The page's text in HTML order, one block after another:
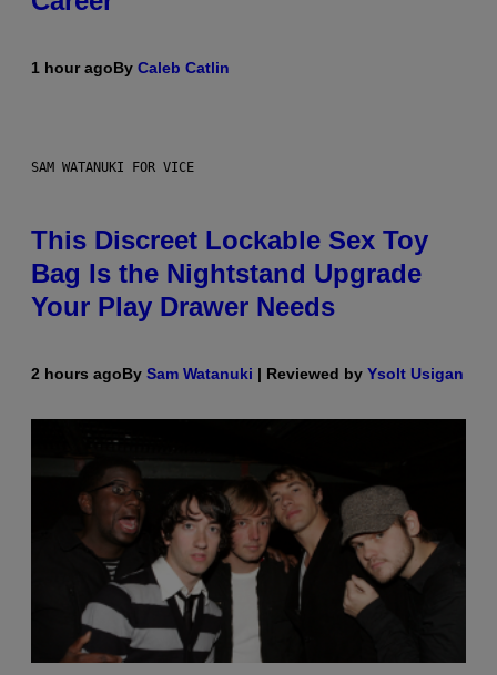
1 hour agoBy Caleb Catlin
SAM WATANUKI FOR VICE
This Discreet Lockable Sex Toy
Bag Is the Nightstand Upgrade
Your Play Drawer Needs
2 hours agoBy Sam Watanuki | Reviewed by Ysolt Usigan